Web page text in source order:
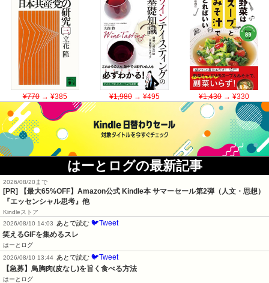
¥770→ ¥385 ¥1,980→ ¥495 ¥1,430→ ¥330
はーとログの最新記事
2026/08/20まで
[PR]
【最大65%OFF】Amazon公式 Kindle本 サマーセール第2弾（人文・思想）
『エッセンシャル思考』他
Kindleストア
2026/08/10 14:03
あとで読む 🐦Tweet
笑えるGIFを集めるスレ
はーとログ
2026/08/10 13:44 あとで読む 🐦Tweet
【急募】鳥胸肉(皮なし)を旨く食べる方法
はーとログ